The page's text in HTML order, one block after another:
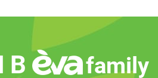
В family